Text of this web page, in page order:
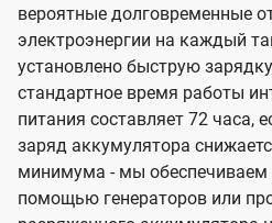
вероятные долговременные
электроэнергии на каждый
установлено быструю
стандартное время работы
питания составляет 72 часа,
заряд аккумулятора
минимума - мы обеспечиваем
помощью генераторов или